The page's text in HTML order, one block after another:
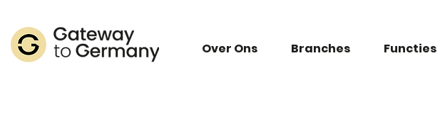
Over Ons Branches Functies